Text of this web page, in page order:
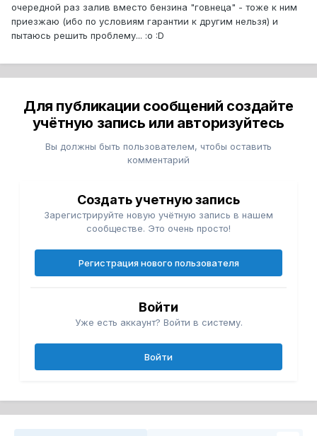
очередной раз залив вместо бензина "говнеца" - тоже к ним
приезжаю (ибо по условиям гарантии к другим нельзя) и
пытаюсь решить проблему... :o :D
Для публикации сообщений создайте
учётную запись или авторизуйтесь
Вы должны быть пользователем, чтобы оставить
комментарий
Создать учетную запись
Зарегистрируйте новую учётную запись в нашем
сообществе. Это очень просто!
Регистрация нового пользователя
Войти
Уже есть аккаунт? Войти в систему.
Войти